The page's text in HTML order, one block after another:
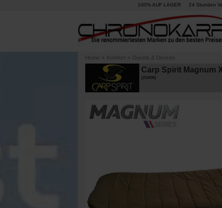
100% AUF LAGER 24 Stunden
Home » Komfort » Duvets & Decken
Carp Spirit Magnum
216036]